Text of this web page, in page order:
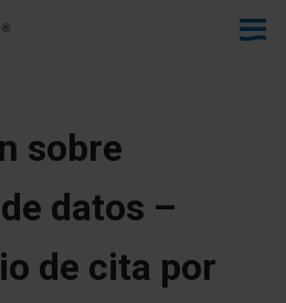
sobre
datos –
de cita por